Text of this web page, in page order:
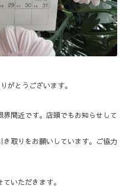
がとうございます。
間近です。店頭でもお知らせして
き取りをお願いしています。ご協力
いただきます。